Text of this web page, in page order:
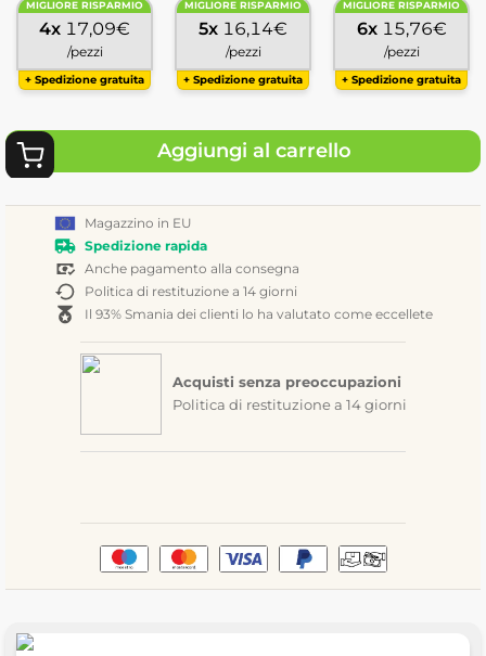
MIGLIORE RISPARMIO
4x 17,09€
/pezzi
+ Spedizione gratuita
MIGLIORE RISPARMIO
5x 16,14€
/pezzi
+ Spedizione gratuita
MIGLIORE RISPARMIO
6x 15,76€
/pezzi
+ Spedizione gratuita
Aggiungi al carrello
Magazzino in EU
Spedizione rapida
Anche pagamento alla consegna
Politica di restituzione a 14 giorni
Il 93% Smania dei clienti lo ha valutato come eccellete
Acquisti senza preoccupazioni
Politica di restituzione a 14 giorni